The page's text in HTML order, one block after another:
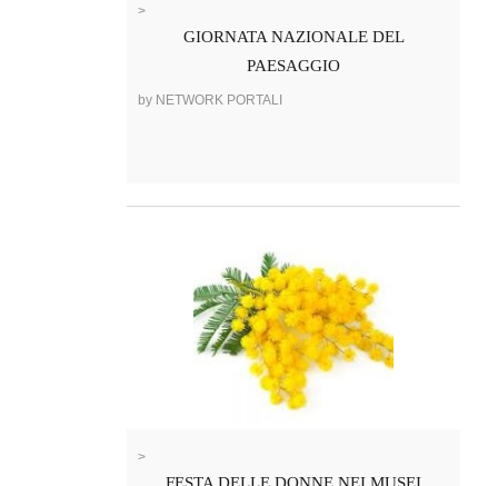
>
GIORNATA NAZIONALE DEL
PAESAGGIO
by NETWORK PORTALI
>